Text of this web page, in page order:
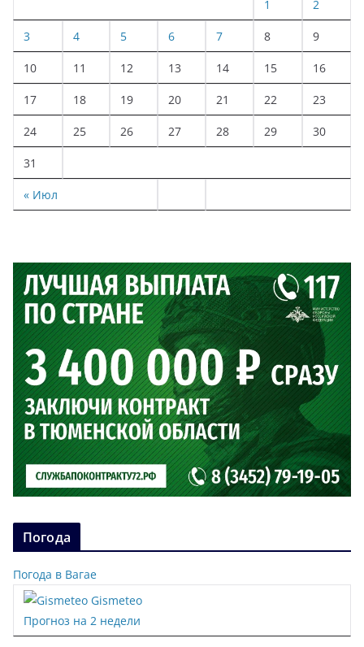
« Июл
1 2
3 4 5 6 7 8 9
10 11 12 13 14 15 16
17 18 19 20 21 22 23
24 25 26 27 28 29 30
31
Погода
Погода в Вагае
Gismeteo
Прогноз на 2 недели